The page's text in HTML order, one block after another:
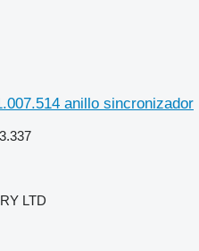
anillo sincronizador
LTD